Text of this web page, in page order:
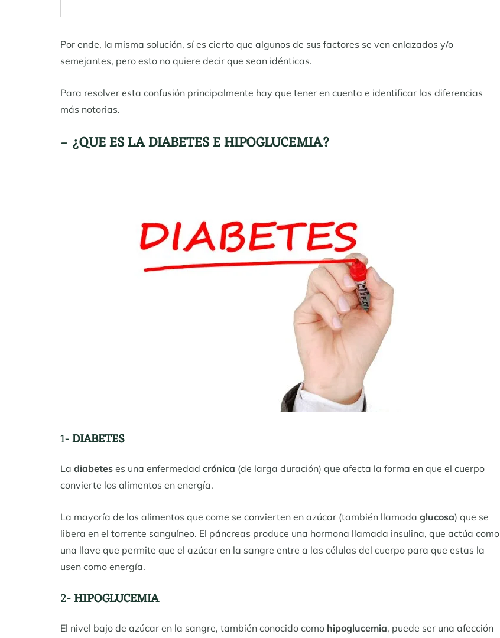
Por ende, la misma solución, sí es cierto que algunos de sus factores se ven enlazados y/o
semejantes, pero esto no quiere decir que sean idénticas.
Para resolver esta confusión principalmente hay que tener en cuenta e identificar las diferencias
más notorias.
– ¿QUE ES LA DIABETES E HIPOGLUCEMIA?
1-DIABETES
La diabetes es una enfermedad crónica (de larga duración) que afecta la forma en que el cuerpo
convierte los alimentos en energía.
La mayoría de los alimentos que come se convierten en azúcar (también llamada glucosa) que se
libera en el torrente sanguíneo. El páncreas produce una hormona llamada insulina, que actúa como
una llave que permite que el azúcar en la sangre entre a las células del cuerpo para que estas la
usen como energía.
2-HIPOGLUCEMIA
El nivel bajo de azúcar en la sangre, también conocido como hipoglucemia, puede ser una afección